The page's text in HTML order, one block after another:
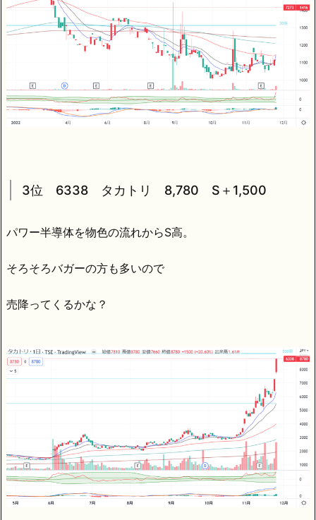
3位 6338 タカトリ 8,780 S＋1,500
パワー半導体を物色の流れからS高。
そろそろバガーの方も多いので
売降ってくるかな？